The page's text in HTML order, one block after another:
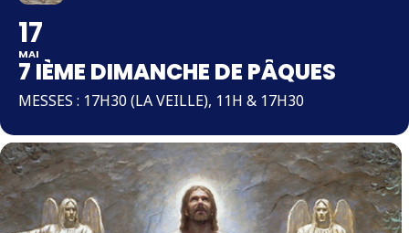
17
MAI
7 IÈME DIMANCHE DE PÂQUES
MESSES : 17H30 (LA VEILLE), 11H & 17H30